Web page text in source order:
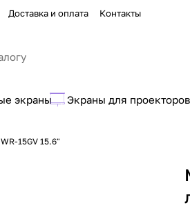
Доставка и оплата Контакты
экраны Экраны для проекторов
15GV 15.6"